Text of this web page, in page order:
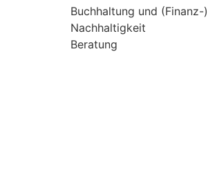
Buchhaltung und (Finanz-
Nachhaltigkeit
Beratung